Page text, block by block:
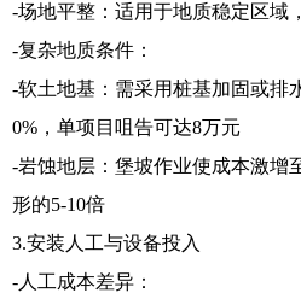
-场地平整：适用于地质稳定区域
-复杂地质条件：
-软土地基：需采用桩基加固或排
0%，单项目咀告可达8万元
-岩蚀地层：堡坡作业使成本激增
形的5-10倍
3.安装人工与设备投入
-人工成本差异：